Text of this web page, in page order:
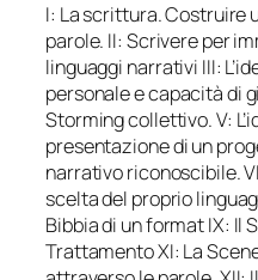
I: La scrittura. Costruire
parole. II: Scrivere per
linguaggi narrativi III:
personale e capacità di
Storming collettivo. V:
presentazione di un
narrativo riconoscibile.
scelta del proprio
Bibbia di un format IX: Il
Trattamento XI: La